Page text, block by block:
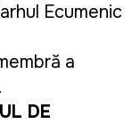
Ecumenic
a
DE